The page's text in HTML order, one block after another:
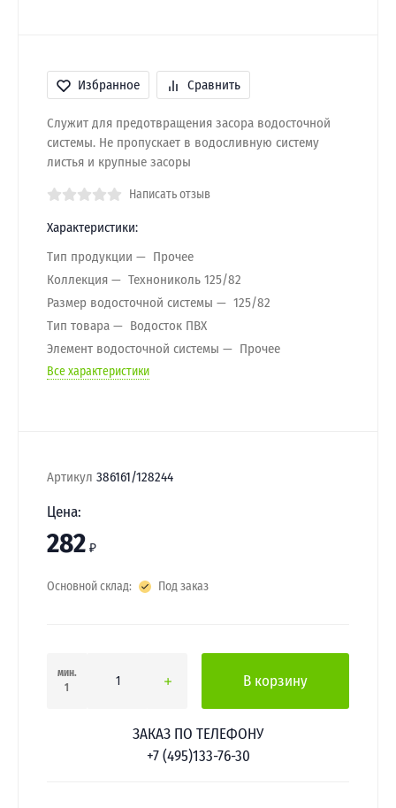
Избранное Сравнить
Служит для предотвращения засора водосточной
системы. Не пропускает в водосливную систему
листья и крупные засоры
Написать отзыв
Характеристики:
Тип продукции
Прочее
Коллекция
Технониколь 125/82
Размер водосточной системы
125/82
Тип товара
Водосток ПВХ
Элемент водосточной системы
Прочее
Все характеристики
Артикул 386161/128244
Цена:
282 ₽
Основной склад: Под заказ
мин.
1
В корзину
ЗАКАЗ ПО ТЕЛЕФОНУ
+7 (495)133-76-30